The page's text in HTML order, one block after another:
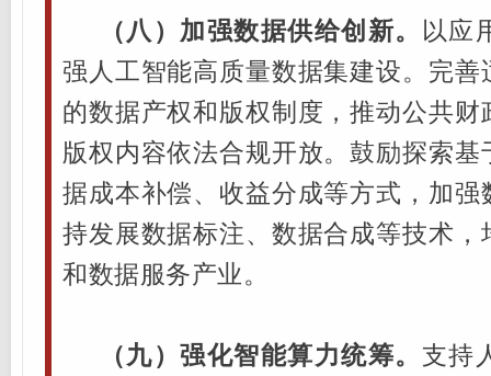
（八）加强数据供给创新。 以应
强人工智能高质量数据集建设。完
的数据产权和版权制度，推动公共
版权内容依法合规开放。鼓励探索
据成本补偿、收益分成等方式，加
持发展数据标注、数据合成等技术
和数据服务产业。
（九）强化智能算力统筹。 支持